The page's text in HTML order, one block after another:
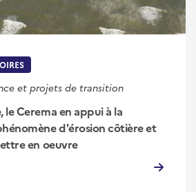
et projets de transition
le Cerema en appui à la
d'érosion côtière et
en oeuvre